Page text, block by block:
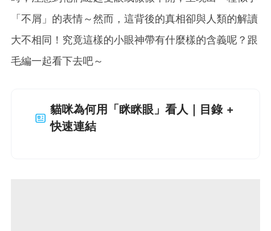
「不屑」的表情～然而，這背後的真相卻與人類的解讀
大不相同！究竟這樣的小眼神帶有什麼樣的含義呢？跟
毛編一起看下去吧～
貓咪為何用「眯眯眼」看人｜目錄 +
快速連結